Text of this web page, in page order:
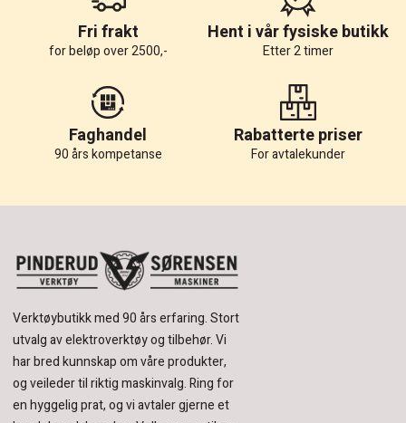
Fri frakt
for beløp over 2500,-
Hent i vår fysiske butikk
Etter 2 timer
Faghandel
90 års kompetanse
Rabatterte priser
For avtalekunder
Verktøybutikk med 90 års erfaring.Stort
utvalg av elektroverktøy og tilbehør.Vi
har bred kunnskap om våre produkter,
og veileder til riktig maskinvalg. Ring for
en hyggelig prat, og vi avtaler gjerne et